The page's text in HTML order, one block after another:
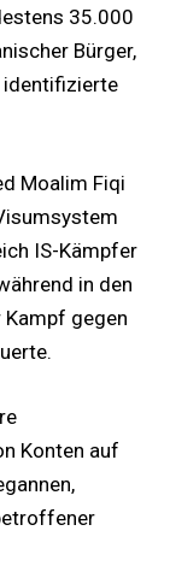
35.000
Bürger,
identifizierte
Moalim Fiqi
IS-Kämpfer
in den
Kampf gegen
Konten auf